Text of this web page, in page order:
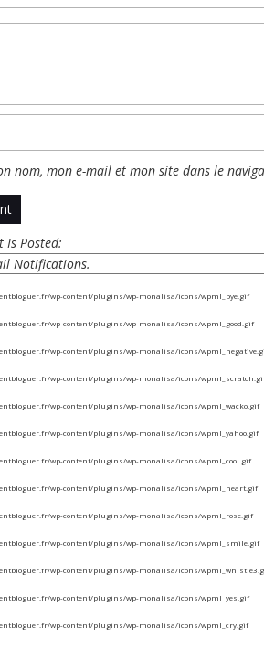
nom, mon e-mail et mon site dans le
Is Posted: